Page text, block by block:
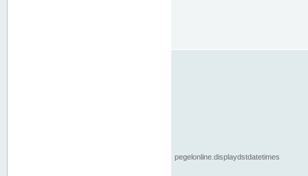
pegelonline.displaydstdatetimes